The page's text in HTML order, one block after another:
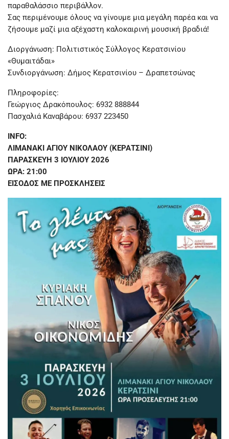
παραθαλάσσιο περιβάλλον.
Σας περιμένουμε όλους να γίνουμε μια μεγάλη παρέα και να
ζήσουμε μαζί μια αξέχαστη καλοκαιρινή μουσική βραδιά!
Διοργάνωση: Πολιτιστικός Σύλλογος Κερατσινίου
«Θυμαιτάδαι»
Συνδιοργάνωση: Δήμος Κερατσινίου – Δραπετσώνας
Πληροφορίες:
Γεώργιος Δρακόπουλος: 6932 888844
Πασχαλιά Καναβάρου: 6937 223450
INFO:
ΛΙΜΑΝΑΚΙ ΑΓΙΟΥ ΝΙΚΟΛΑΟΥ (ΚΕΡΑΤΣΙΝΙ)
ΠΑΡΑΣΚΕΥΗ 3 ΙΟΥΛΙΟΥ 2026
ΩΡΑ: 21:00
ΕΙΣΟΔΟΣ ΜΕ ΠΡΟΣΚΛΗΣΕΙΣ